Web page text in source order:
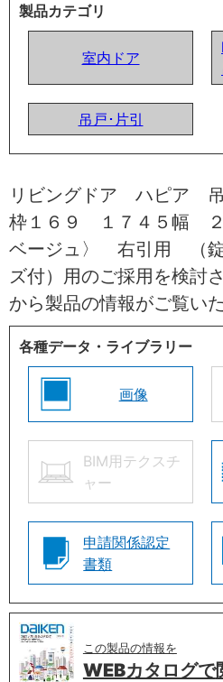
製品カテゴリ
室内ドア
吊戸･片引
リビングドア ハピア
枠１６９ １７４５幅
ベージュ〉 右引用 （
ズ付）用のご採用を検討
から製品の情報がご覧い
各種データ・ライブラリー
画像
BIM用テクスチ
ャー
申請関係認定
書類
この製品の情報を
WEBカタログで